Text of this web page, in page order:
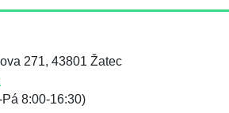
271, 43801 Žatec
Pá 8:00-16:30)